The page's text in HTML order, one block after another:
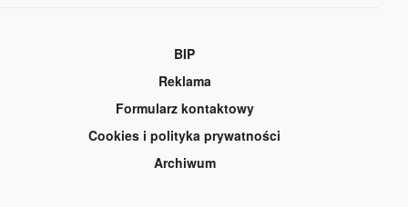
BIP
Reklama
Formularz kontaktowy
Cookies i polityka prywatności
Archiwum